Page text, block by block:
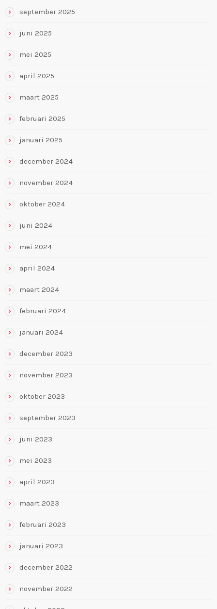
september 2025
juni 2025
mei 2025
april 2025
maart 2025
februari 2025
januari 2025
december 2024
november 2024
oktober 2024
juni 2024
mei 2024
april 2024
maart 2024
februari 2024
januari 2024
december 2023
november 2023
oktober 2023
september 2023
juni 2023
mei 2023
april 2023
maart 2023
februari 2023
januari 2023
december 2022
november 2022